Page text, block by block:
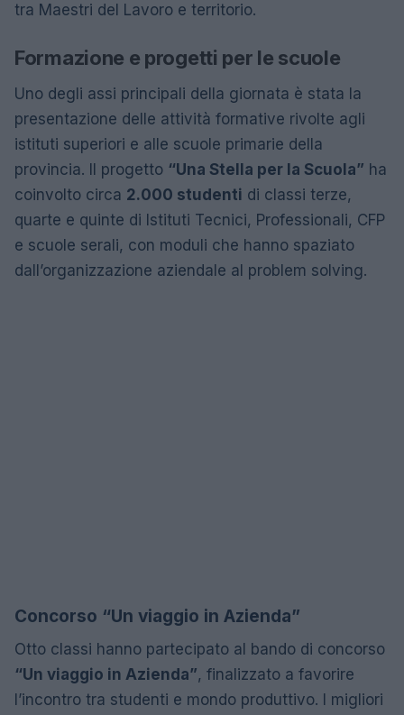
tra Maestri del Lavoro e territorio.
Formazione e progetti per le scuole
Uno degli assi principali della giornata è stata la
presentazione delle attività formative rivolte agli
istituti superiori e alle scuole primarie della
provincia. Il progetto “Una Stella per la Scuola” ha
coinvolto circa 2.000 studenti di classi terze,
quarte e quinte di Istituti Tecnici, Professionali, CFP
e scuole serali, con moduli che hanno spaziato
dall’organizzazione aziendale al problem solving.
Concorso “Un viaggio in Azienda”
Otto classi hanno partecipato al bando di concorso
“Un viaggio in Azienda”, finalizzato a favorire
l’incontro tra studenti e mondo produttivo. I migliori